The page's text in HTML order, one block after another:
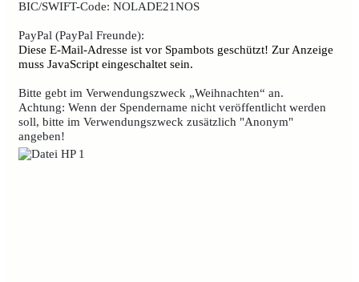
BIC/SWIFT-Code: NOLADE21NOS
PayPal (PayPal Freunde):
Diese E-Mail-Adresse ist vor Spambots geschützt! Zur Anzeige
muss JavaScript eingeschaltet sein.
Bitte gebt im Verwendungszweck „Weihnachten“ an.
Achtung: Wenn der Spendername nicht veröffentlicht werden
soll, bitte im Verwendungszweck zusätzlich "Anonym"
angeben!